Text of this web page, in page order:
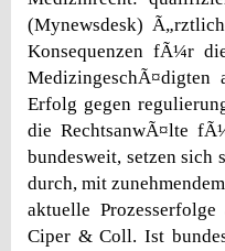
(Mynewsdesk)
Konsequenzen fÃ¼r
Erfolg gegen
die RechtsanwÃ¤lte
bundesweit, setzen
durch, mit
aktuelle
Ciper & Coll. Ist